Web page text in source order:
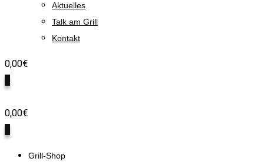
Aktuelles
Talk am Grill
Kontakt
0,00€
0,00€
Grill-Shop